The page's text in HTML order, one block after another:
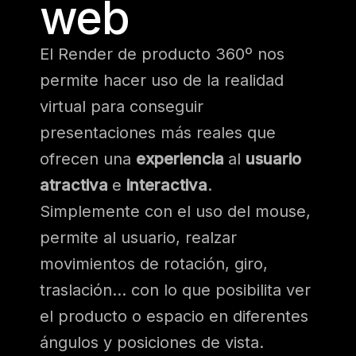
web
El Render de producto 360º nos
permite hacer uso de la realidad
virtual para conseguir
presentaciones más reales que
ofrecen una experiencia al usuario
atractiva e interactiva.
Simplemente con el uso del mouse,
permite al usuario, realzar
movimientos de rotación, giro,
traslación… con lo que posibilita ver
el producto o espacio en diferentes
ángulos y posiciones de vista.